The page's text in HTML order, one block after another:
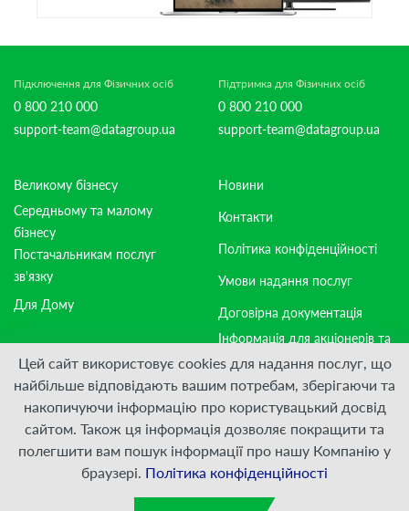
Підключення для Фізичних осіб
0 800 210 000
support-team@datagroup.ua
Підтримка для Фізичних осіб
0 800 210 000
support-team@datagroup.ua
Великому бізнесу
Середньому та малому
бізнесу
Постачальникам послуг
зв'язку
Для Дому
Новини
Контакти
Політика конфіденційності
Умови надання послуг
Договірна документація
Інформація для акціонерів та
стейкхолдерів
Приєднуйтесь:
© ПрАТ "ДАТАГРУП", 2000 — 2026
Цей сайт використовує cookies для надання послуг, що
найбільше відповідають вашим потребам, зберігаючи та
накопичуючи інформацію про користувацький досвід
сайтом. Також ця інформація дозволяє покращити та
полегшити вам пошук інформації про нашу Компанію у
браузері. Політика конфіденційності